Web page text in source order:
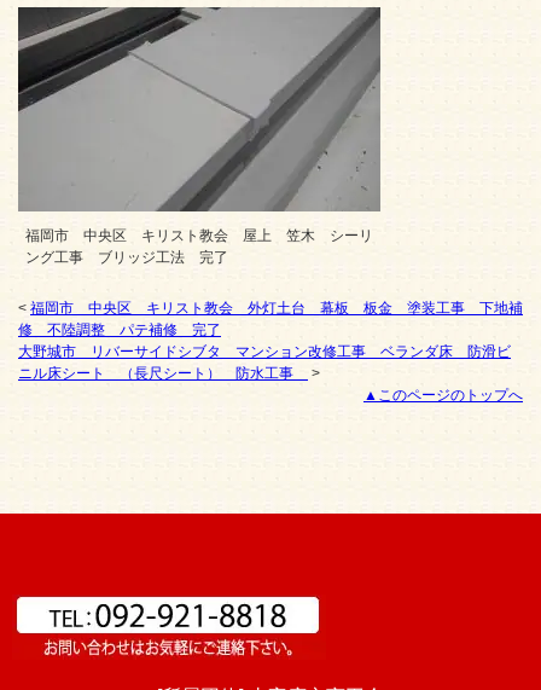
福岡市 中央区 キリスト教会 屋上 笠木 シーリ
ング工事 ブリッジ工法 完了
< 福岡市 中央区 キリスト教会 外灯土台 幕板 板金 塗装工事 下地補
修 不陸調整 パテ補修 完了
大野城市 リバーサイドシブタ マンション改修工事 ベランダ床 防滑ビ
ニル床シート （長尺シート） 防水工事
>
▲このページのトップへ